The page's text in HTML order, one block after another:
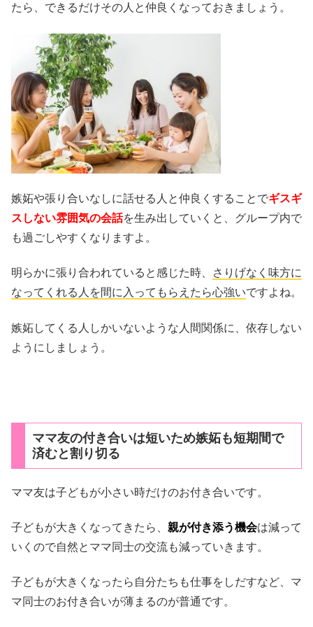
たら、できるだけその人と仲良くなっておきましょう。
嫉妬や張り合いなしに話せる人と仲良くすることでギスギ
スしない雰囲気の会話を生み出していくと、グループ内で
も過ごしやすくなりますよ。
明らかに張り合われていると感じた時、
さりげなく味方に
なってくれる人を間に入ってもらえたら心強いですよね。
嫉妬してくる人しかいないような人間関係に、依存しない
ようにしましょう。
ママ友の付き合いは短いため嫉妬も短期間で
済むと割り切る
ママ友は子どもが小さい時だけのお付き合いです。
子どもが大きくなってきたら、 親が付き添う機会は減って
いくので自然とママ同士の交流も減っていきます。
子どもが大きくなったら自分たちも仕事をしだすなど、マ
マ同士のお付き合いが薄まるのが普通です。